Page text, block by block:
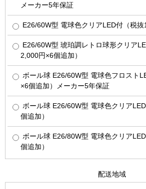
メーカー5年保証
E26/60W型 電球色クリアLED付（税抜
E26/60W型 琥珀調レトロ球形クリア
2,000円×6個追加）
ボール球 E26/60W型 電球色フロスト
×6個追加）メーカー5年保証
ボール球 E26/60W型 電球色クリア
個追加）
ボール球 E26/80W型 電球色クリア
個追加）
配送地域